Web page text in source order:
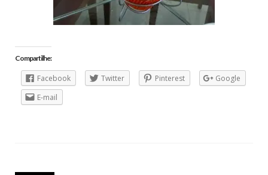
Compartilhe:
Facebook Twitter Pinterest
Google
E-mail